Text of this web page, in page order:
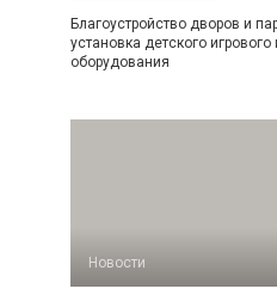
Благоустройство дворов и
установка детского
оборудования
Новости